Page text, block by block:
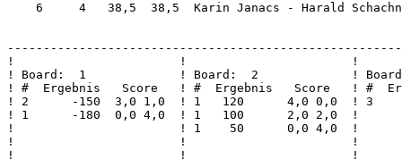
6     4   38,5  38,5  Karin Janacs - Harald
!                       !                       !
! Board:  1             ! Board:  2             !
! #  Ergebnis   Score   ! #  Ergebnis   Score   ! #
! 2      -150  3,0 1,0  ! 1   120      4,0 0,0  ! 3
! 1      -180  0,0 4,0  ! 1   100      2,0 2,0  !
!                       ! 1    50      0,0 4,0  !
!                       !                       !
!                       !                       !